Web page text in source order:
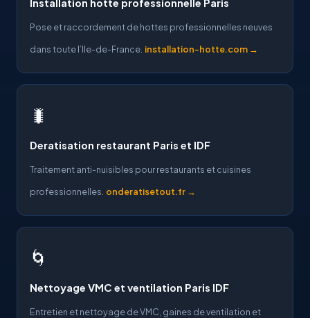
Installation hotte professionnelle Paris
Pose et raccordement de hottes professionnelles neuves
dans toute l’Ile-de-France. installation-hotte.com →
🐛
Deratisation restaurant Paris et IDF
Traitement anti-nuisibles pour restaurants et cuisines
professionnelles. onderatisetout.fr →
🌀
Nettoyage VMC et ventilation Paris IDF
Entretien et nettoyage de VMC, gaines de ventilation et